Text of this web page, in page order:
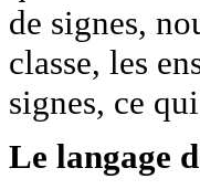
de signes,
classe, les
signes, ce
Le langage